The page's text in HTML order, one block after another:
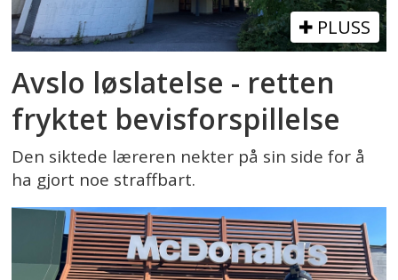
PLUSS
Avslo løslatelse - retten
fryktet bevisforspillelse
Den siktede læreren nekter på sin side for å
ha gjort noe straffbart.